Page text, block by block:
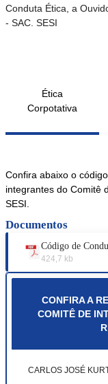
Conduta Ética, a
- SAC. SESI
Ética
Corpotativa
Confira abaixo o
integrantes do Comitê
SESI
Documentos
Código de
424,7 kb
CONFIRA A
COMITÊ DE
CARLOS JOSÉ